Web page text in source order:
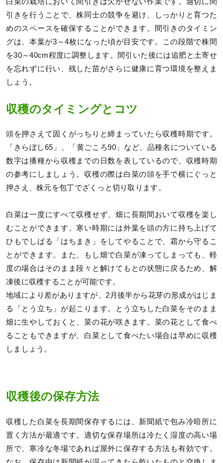
引きを行うことで、株同士の競争を避け、しっかりと育つた
めのスペースを確保することができます。間引きのタイミン
グは、本葉が3～4枚になった頃が目安です。この段階で株間
を30～40cm程度に調整します。間引いた後には追肥と土寄せ
を忘れずに行い、残した苗がさらに健康に育つ環境を整えま
しょう。
収穫のタイミングとコツ
頭を押さえて固くがっちりと締まっていたら収穫時期です。
「きらぼし65」、「黄ごころ90」など、品種名についている
数字は播種から収穫までの日数を表しているので、収穫時期
の参考にしましょう。収穫の際は白菜の頭を手で横にぐっと
押さえ、株元を包丁でざくっと切り取ります。
白菜は一度にすべて収穫せず、畑に長期間おいて収穫を楽し
むことができます。寒い時期には外葉を頭の方に持ち上げて
ひもでしばる「はちまき」をしてやることで、霜から守るこ
とができます。また、もし畑で白菜が凍ってしまっても、軽
度の場合はそのまま段々と解けてもとの状態に戻るため、解
凍後に収穫することが可能です。
地域により差がありますが、2月後半から花芽の形成がはじま
る「とう立ち」が起こります。とう立ちした白菜をそのまま
畑に生やしておくと、菜の花が咲きます。菜の花として食べ
ることもできますが、白菜として食べたい場合は早めに収穫
しましょう。
収穫後の保存方法
収穫した白菜を長期間保存するには、新聞紙で包み冷暗所に
置く方法が最適です。適切な保存場所は冷たく湿度の高い場
所で、寒冷な冬場であれば屋外に保存する方法も有効です。